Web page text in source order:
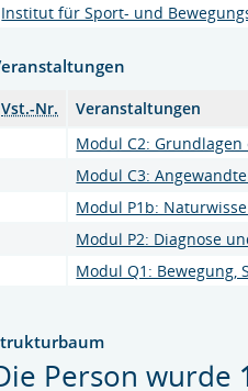
Institut für Sport- und
Vst.-Nr.
Veranstaltungen
Modul C2:
Modul C3:
Modul P1b:
Modul P2: Diagnose
Modul Q1:
Person wurde